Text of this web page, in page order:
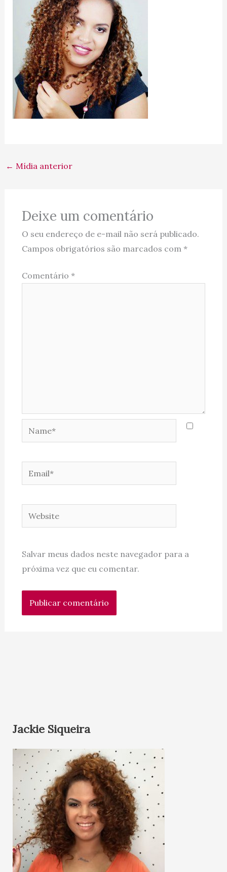
← Mídia anterior
Deixe um comentário
O seu endereço de e-mail não será publicado.
Campos obrigatórios são marcados com *
Comentário *
Name*
Email*
Website
Salvar meus dados neste navegador para a
próxima vez que eu comentar.
Jackie Siqueira